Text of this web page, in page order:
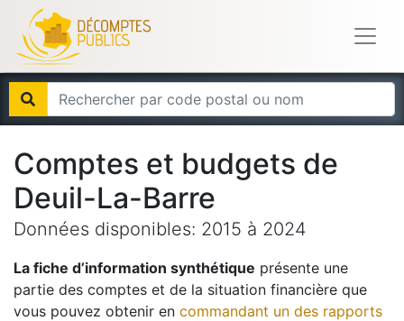
Comptes et budgets de
Deuil-La-Barre
Données disponibles: 2015 à 2024
La fiche d’information synthétique présente une
partie des comptes et de la situation financière que
vous pouvez obtenir en commandant un des rapports